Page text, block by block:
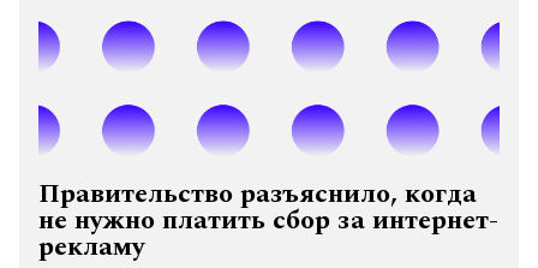
Правительство разъяснило, когда
не нужно платить сбор за интернет-
рекламу